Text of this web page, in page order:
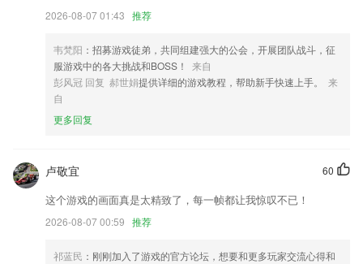
优化车库和设备管理交互
部分机型兼容性适配
收费订单增加作废功能
联系我们
修改。
2026-08-07 01:43 推荐
韦梵阳 ：招募游戏徒弟，共同组建强大的公会，开展团队战斗，征
服游戏中的各大挑战和BOSS！
来自
彭风冠 回复 郝世娟提供详细的游戏教程，帮助新手快速上手。
来
自
更多回复
60
卢敬宜
这个游戏的画面真是太精致了，每一帧都让我惊叹不已！
2026-08-07 00:59 推荐
祁蓝民 ：刚刚加入了游戏的官方论坛，想要和更多玩家交流心得和